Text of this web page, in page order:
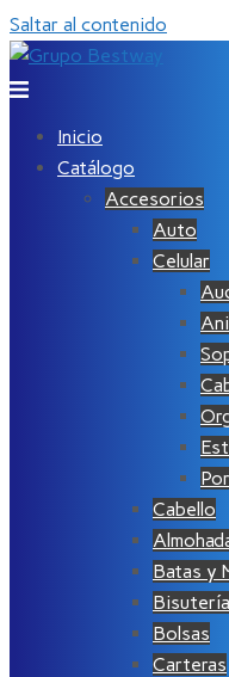
Saltar al contenido
Inicio
Catálogo
Accesorios
Auto
Celular
Cabello
Batas y
Bisutería
Bolsas
Carteras